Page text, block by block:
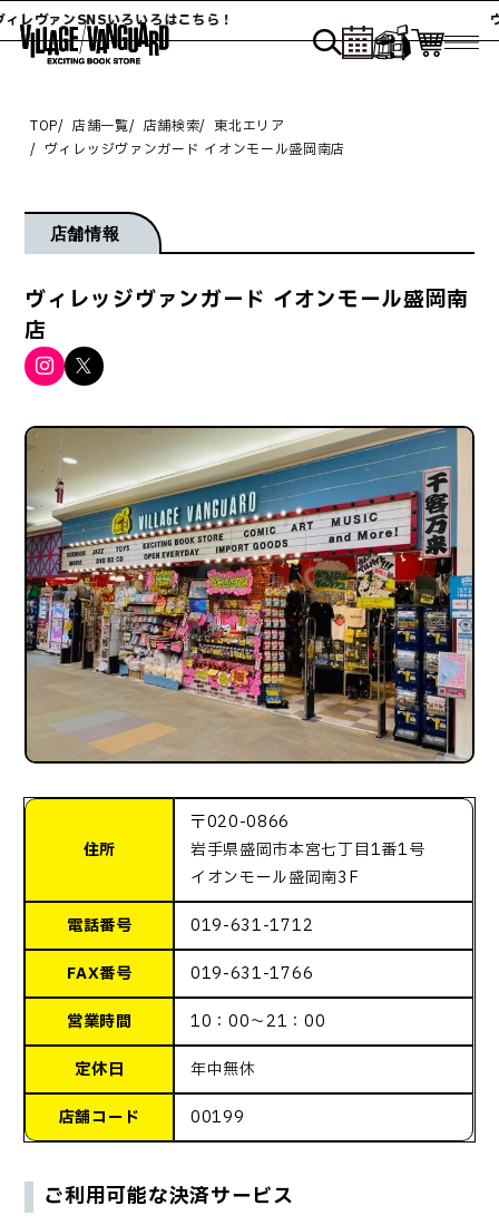
ヴァンSNSいろいろはこちら！
TOP 店舗一覧 店舗検索
東北エリア
ヴィレッジヴァンガード イオンモール盛岡南店
店舗情報
ヴィレッジヴァンガード イオンモール盛岡南
店
住所
〒020-0866
岩手県盛岡市本宮七丁目1番1号
イオンモール盛岡南3F
電話番号 019-631-1712
FAX番号 019-631-1766
営業時間 10：00～21：00
定休日 年中無休
店舗コード 00199
ご利用可能な決済サービス